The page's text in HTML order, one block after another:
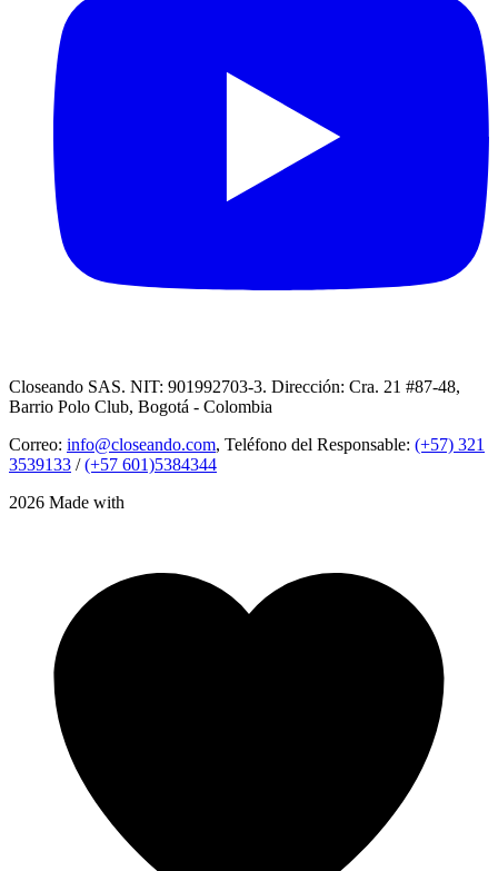
Closeando SAS. NIT: 901992703-3. Dirección: Cra. 21 #87-48,
Barrio Polo Club, Bogotá - Colombia
Correo: info@closeando.com, Teléfono del Responsable: (+57) 321
3539133 /(+57 601)5384344
2026 Made with